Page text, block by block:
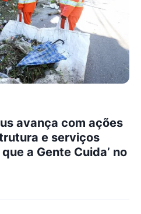
avança com ações
e serviços
a Gente Cuida’ no